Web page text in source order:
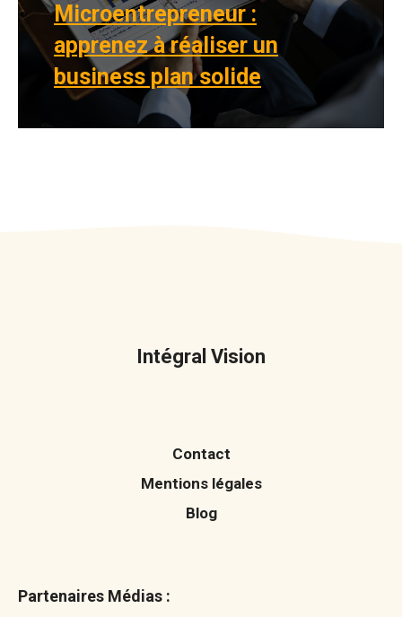
Microentrepreneur :
apprenez à réaliser un
business plan solide
Intégral Vision
Contact
Mentions légales
Blog
Partenaires Médias :